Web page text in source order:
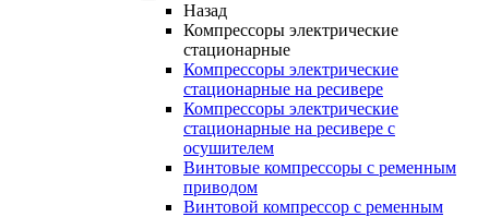
Назад
Компрессоры электрические
стационарные
Компрессоры электрические
стационарные на ресивере
Компрессоры электрические
стационарные на ресивере с
осушителем
Винтовые компрессоры с ременным
приводом
Винтовой компрессор с ременным